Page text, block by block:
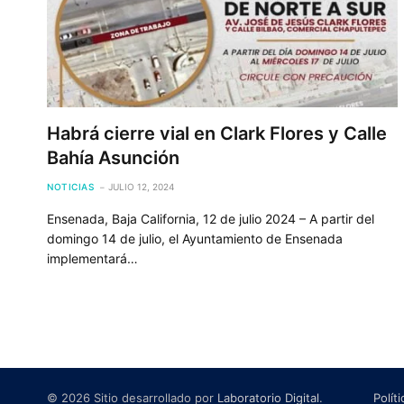
Habrá cierre vial en Clark Flores y Calle
Bahía Asunción
NOTICIAS JULIO 12, 2024
Ensenada, Baja California, 12 de julio 2024 – A partir del
domingo 14 de julio, el Ayuntamiento de Ensenada
implementará…
© 2026 Sitio desarrollado por Laboratorio Digital.